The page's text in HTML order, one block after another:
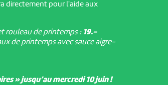
directement pour l'aide aux
rouleau de printemps : 19.-
de printemps avec sauce aigre-
» jusqu’au mercredi 10 juin !